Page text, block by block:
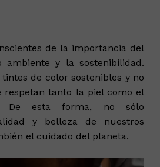
de la importancia del
ambiente y la sostenibilidad.
de color sostenibles y no
respetan tanto la piel como el
De esta forma, no sólo
y belleza de nuestros
el cuidado del planeta.